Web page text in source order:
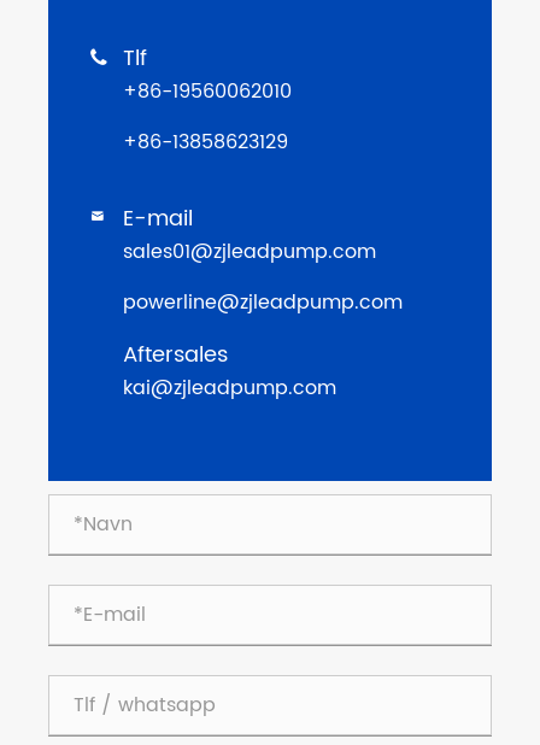
 Tlf
+86-19560062010
+86-13858623129
 E-mail
sales01@zjleadpump.com
powerline@zjleadpump.com
Aftersales
kai@zjleadpump.com